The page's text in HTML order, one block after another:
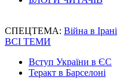
СПЕЦТЕМА: Війна в Ірані
ВСІ ТЕМИ
Вступ України в ЄС
Теракт в Барселоні